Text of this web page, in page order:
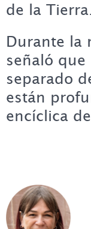
de la
Durante la
señaló
separado
están
encíclica